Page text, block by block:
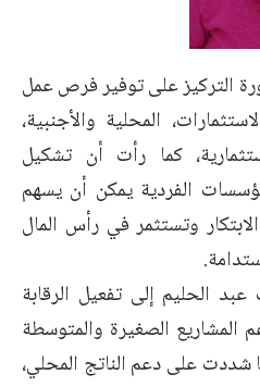
التركيز على توفير فرص عمل
المحلية والأجنبية،
كما رأت أن تشكيل
الفردية يمكن أن يسهم
وتستثمر في رأس المال
الحليم إلى تفعيل الرقابة
المشاريع الصغيرة والمتوسطة
شددت على دعم الناتج المحلي،